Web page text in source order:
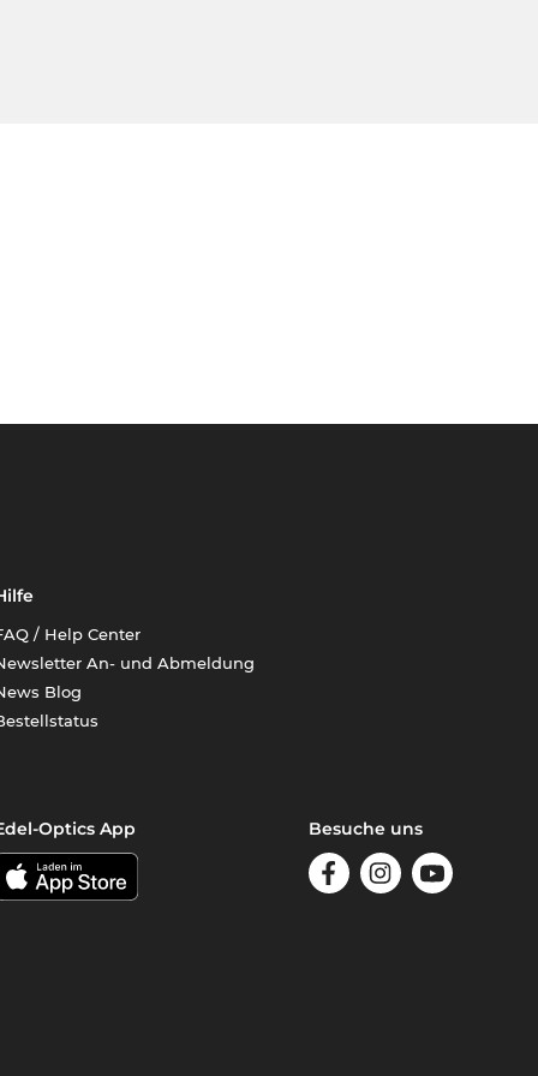
/ Help Center
An- und Abmeldung
Blog
Optics App Besuche uns